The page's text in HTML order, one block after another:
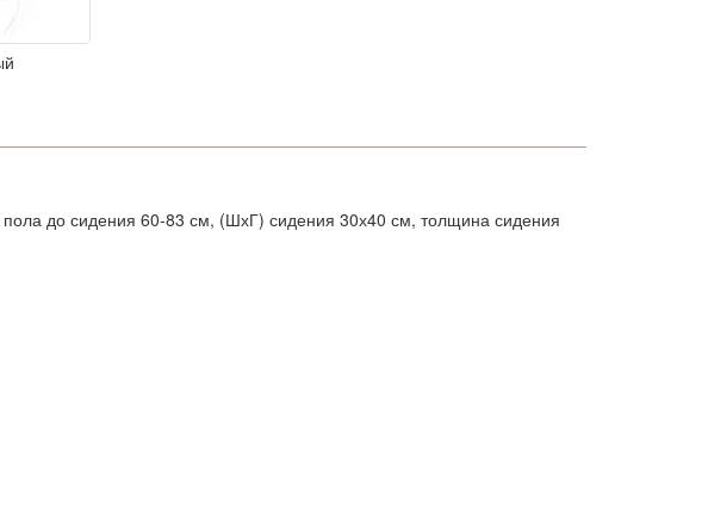
до сидения 60-83 см, (ШхГ) сидения 30х40 см, толщина сидения